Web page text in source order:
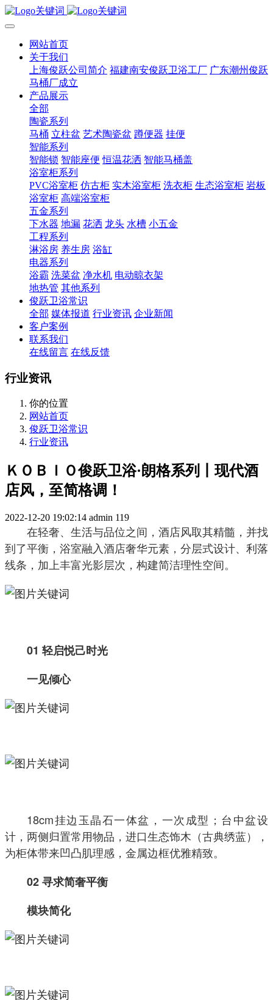
网站首页
关于我们
上海俊跃公司简介 福建南安俊跃卫浴工厂 广东潮州俊跃
马桶厂成立
产品展示
全部
陶瓷系列
马桶 立柱盆 艺术陶瓷盆 蹲便器 挂便
智能系列
智能锁 智能座便 恒温花洒 智能马桶盖
浴室柜系列
PVC浴室柜 仿古柜 实木浴室柜 洗衣柜 生态浴室柜 岩板
浴室柜 高端浴室柜
五金系列
下水器 地漏 花洒 龙头 水槽 小五金
工程系列
淋浴房 养生房 浴缸
电器系列
浴霸 洗菜盆 净水机 电动晾衣架
地热管 其他系列
俊跃卫浴常识
全部 媒体报道 行业资讯 企业新闻
客户案例
联系我们
在线留言 在线反馈
行业资讯
你的位置
网站首页
俊跃卫浴常识
行业资讯
ＫＯＢＩＯ俊跃卫浴·朗格系列丨现代酒
店风，至简格调！
2022-12-20 19:02:14 admin 119
在轻奢、生活与品位之间，酒店风取其精髓，并找
到了平衡，浴室融入酒店奢华元素，分层式设计、利落
线条，加上丰富光影层次，构建简洁理性空间。
01 轻启悦己时光
一见倾心
18cm挂边玉晶石一体盆，一次成型；台中盆设
计，两侧归置常用物品，进口生态饰木（古典绣蓝），
为柜体带来凹凸肌理感，金属边框优雅精致。
02 寻求简奢平衡
模块简化